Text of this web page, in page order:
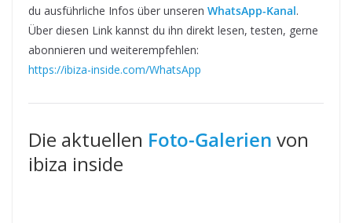
du ausführliche Infos über unseren WhatsApp-Kanal.
Über diesen Link kannst du ihn direkt lesen, testen, gerne
abonnieren und weiterempfehlen:
https://ibiza-inside.com/WhatsApp
Die aktuellen Foto-Galerien von
ibiza inside